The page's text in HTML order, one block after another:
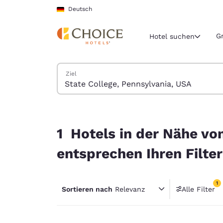
Weiter Zu Hauptinhalt
Deutsch
Aktuelle
Nord- und
United
América
Hotel suchen
Hotels suchen
Ziel
1 Hotels in der Nähe
entsprechen Ihren
Sortieren nach Relevanz Alle Filter
1
1 Filter